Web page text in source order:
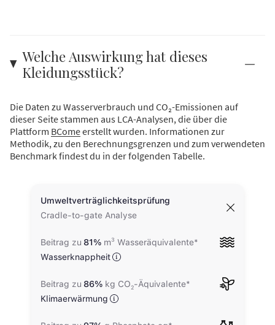
Welche Auswirkung hat dieses
Kleidungsstück?
Die Daten zu Wasserverbrauch und CO₂-Emissionen auf
dieser Seite stammen aus LCA-Analysen, die über die
Plattform BComeerstellt wurden. Informationen zur
Methodik, zu den Berechnungsgrenzen und zum verwendeten
Benchmark findest du in der folgenden Tabelle.